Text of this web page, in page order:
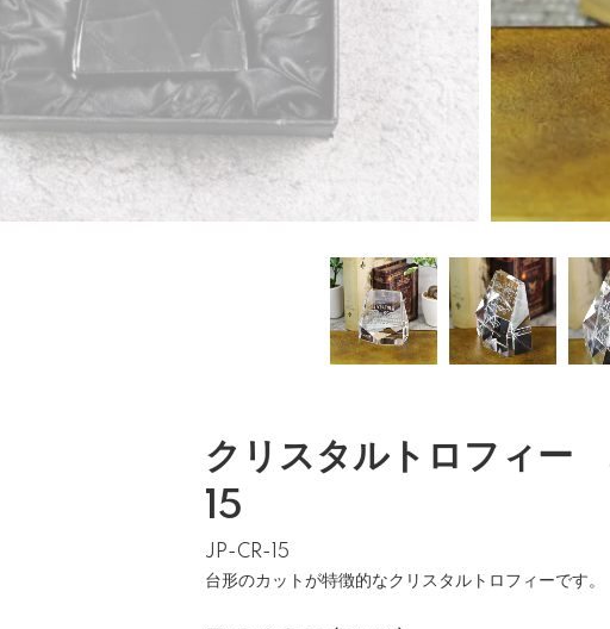
クリスタルトロフィ
15
JP-CR-15
台形のカットが特徴的なクリスタルトロフィーです。